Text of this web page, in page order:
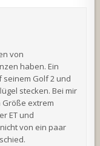
von
haben. Ein
seinem Golf 2 und
stecken. Bei mir
Größe extrem
ET und
von ein paar